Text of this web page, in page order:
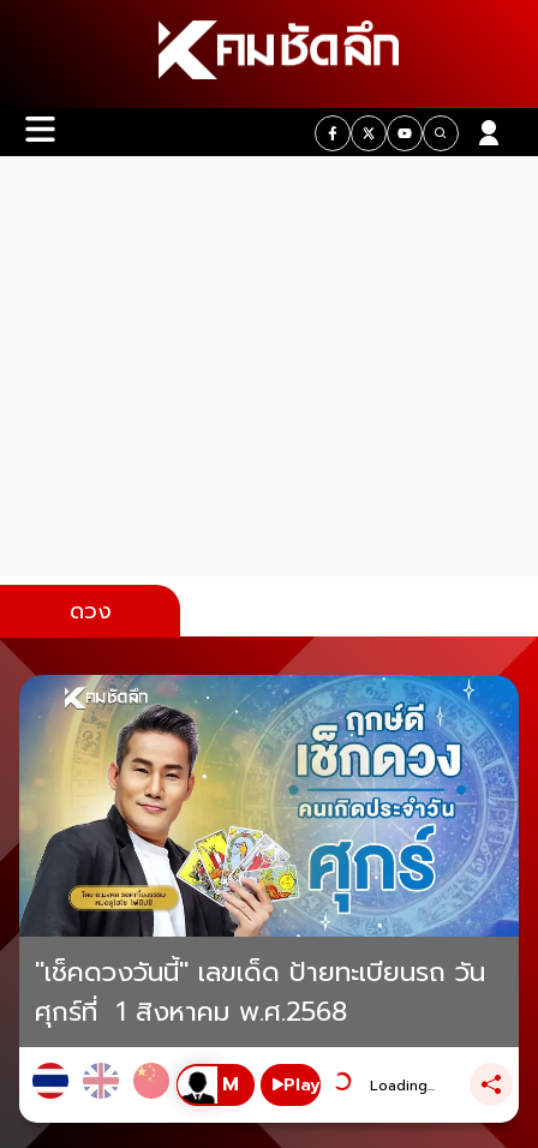
ดวง
"เช็คดวงวันนี้" เลขเด็ด ป้ายทะเบียนรถ วัน
ศุกร์ที่ 1 สิงหาคม พ.ศ.2568
Play Loading...